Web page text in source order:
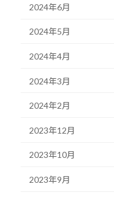
2024年6月
2024年5月
2024年4月
2024年3月
2024年2月
2023年12月
2023年10月
2023年9月